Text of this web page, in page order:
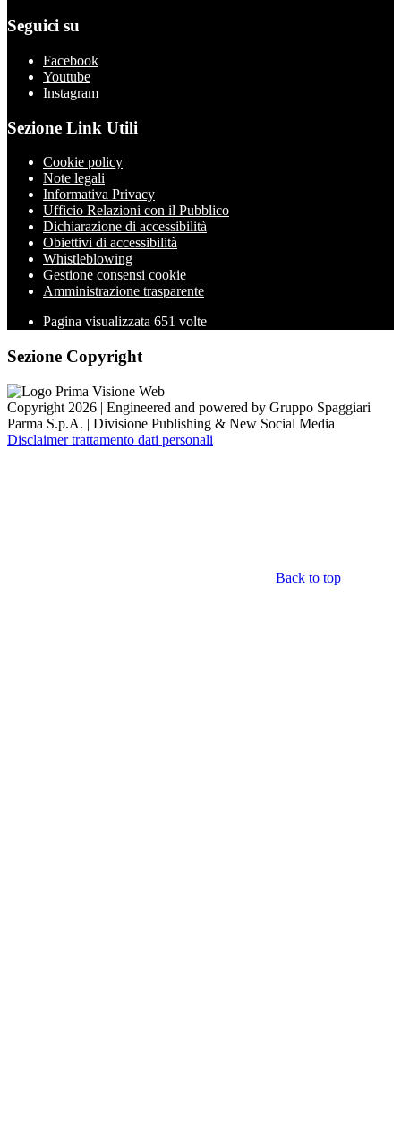
Seguici su
Facebook
Youtube
Instagram
Sezione Link Utili
Cookie policy
Note legali
Informativa Privacy
Ufficio Relazioni con il Pubblico
Dichiarazione di accessibilità
Obiettivi di accessibilità
Whistleblowing
Gestione consensi cookie
Amministrazione trasparente
Pagina visualizzata 651 volte
Sezione Copyright
Copyright 2026 | Engineered and powered by Gruppo Spaggiari
Parma S.p.A. | Divisione Publishing & New Social Media
Disclaimer trattamento dati personali
Back to top